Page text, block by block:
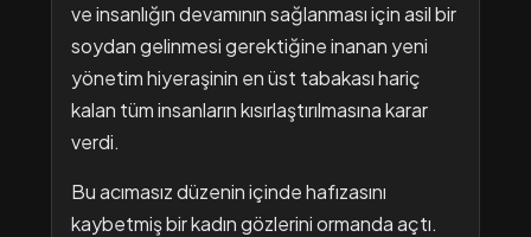
ve insanlığın devamının sağlanması için asil bir
soydan gelinmesi gerektiğine inanan yeni
yönetim hiyeraşinin en üst tabakası hariç
kalan tüm insanların kısırlaştırılmasına karar
verdi.
Bu acımasız düzenin içinde hafızasını
kaybetmiş bir kadın gözlerini ormanda açtı.